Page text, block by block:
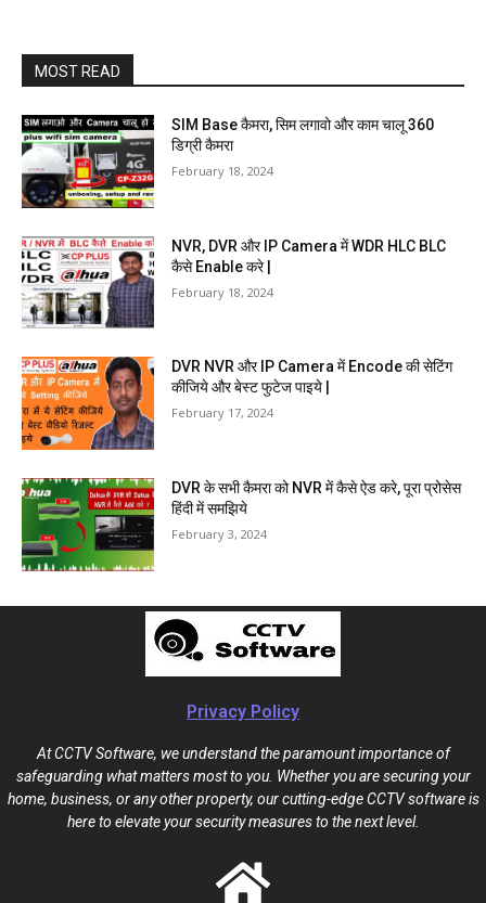
MOST READ
SIM Base कैमरा, सिम लगावो और काम चालू 360
डिग्री कैमरा
February 18, 2024
NVR, DVR और IP Camera में WDR HLC BLC
कैसे Enable करे |
February 18, 2024
DVR NVR और IP Camera में Encode की सेटिंग
कीजिये और बेस्ट फुटेज पाइये |
February 17, 2024
DVR के सभी कैमरा को NVR में कैसे ऐड करे, पूरा प्रोसेस
हिंदी में समझिये
February 3, 2024
Privacy Policy
At CCTV Software, we understand the paramount importance of
safeguarding what matters most to you. Whether you are securing your
home, business, or any other property, our cutting-edge CCTV software is
here to elevate your security measures to the next level.